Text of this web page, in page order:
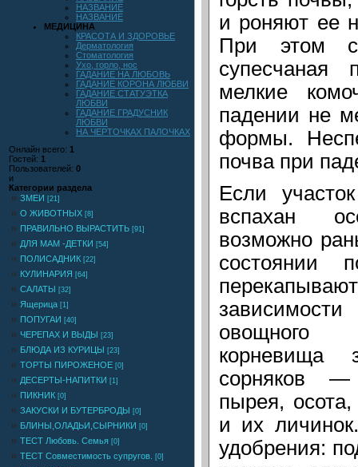
НАЗВАНИЕ
НАЗВАНИЕ
МЕДИЦИНА
КРАСОТА И ЗДОРОВЬЕ
Дерматология
Стоматология
Ухо, горло, нос
ГАДАНИЕ НА ЛЮБОВЬ
ГАДАНИЕ КОРОНА ЛЮБВИ
ГАДАНИЕ СТАТУЭТКА
ЛЮБВИ
ГАДАНИЕ ГРАДУСНИК
ЛЮБВИ
НА ЧЕРТОЧКАХ ПАЛОЧКАХ
Онлайн всего: 1
Гостей: 1
Пользователей: 0
и
Категории раздела
ЗМЕИ [21]
О ЖИВОТНЫХ [8]
ПРАВИЛЬНО ВЫРАСТИТЬ [91]
ДЛЯ МАМ -ДЕТКИ [54]
ПОЛИСАДНИК [22]
КУЛИНАРИЯ [64]
САЛАТЫ [32]
Ящерица [1]
ПОПУГАИ [40]
ЧЕРЕПАХ И ВЫДЫ [23]
БЛЮДА ИЗ КУРИЦЫ [23]
ТОРТЫ ПИРОЖЕНОЕ [0]
ДЕСЕРТЫ-НАПИТКИ [1]
ПИКНИК [0]
ЗАКУСКИ И БУТЕРБРОДЫ [0]
БЛИНЫ,ОЛАДЬИ,СЫРНИКИ [0]
ТЕСТ Любовь. Семья [0]
ТЕСТ Совместимость супругов. [0]
и роняют ее
При этом
супесчаная
мелкие
падении не
формы.
почва при
Если
вспахан
возможно
состоянии
овощного
корневища
сорняков —
пырея,
и их
удобрения: